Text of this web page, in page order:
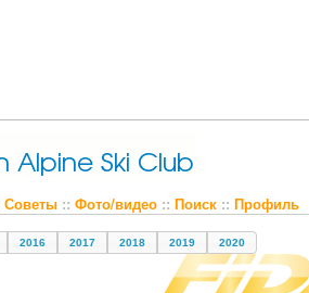
Советы:: Фото/видео:: Поиск:: Профиль
2016 2017 2018 2019 2020